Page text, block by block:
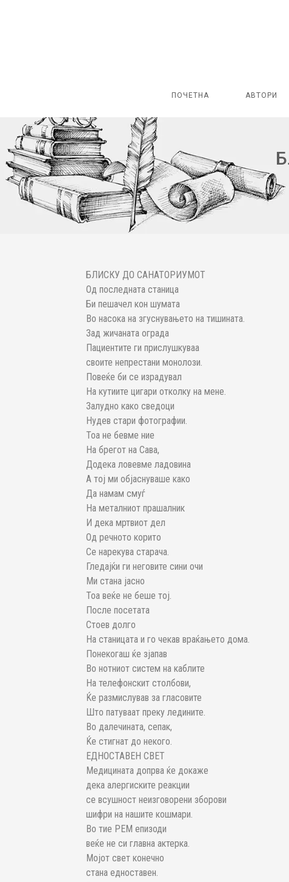
ПОЧЕТНА АВТОРИ
БЛИСКУ ДО САНАТОРИУМОТ
Од последната станица
Би пешачел кон шумата
Во насока на згуснувањето на тишината.
Зад жичаната ограда
Пациентите ги прислушкуваа
своите непрестани монолози.
Повеќе би се израдувал
На кутиите цигари отколку на мене.
Залудно како сведоци
Нудев стари фотографии.
Тоа не бевме ние
На брегот на Сава,
Додека ловевме ладовина
А тој ми објаснуваше како
Да намам смуѓ
На металниот прашалник
И дека мртвиот дел
Од речното корито
Се нарекува старача.
Гледајќи ги неговите сини очи
Ми стана јасно
Тоа веќе не беше тој.
После посетата
Стоев долго
На станицата и го чекав враќањето дома.
Понекогаш ќе зјапав
Во нотниот систем на каблите
На телефонскит столбови,
Ќе размислував за гласовите
Што патуваат преку ледините.
Во далечината, сепак,
Ќе стигнат до некого.
ЕДНОСТАВЕН СВЕТ
Медицината допрва ќе докаже
дека алергиските реакции
се всушност неизговорени зборови
шифри на нашите кошмари.
Во тие РЕМ епизоди
веќе не си главна актерка.
Мојот свет конечно
стана едноставен.